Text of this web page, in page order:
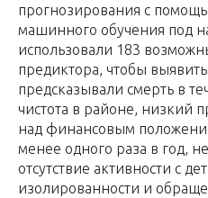
прогнозирования с
машинного обучения под
использовали 183
предиктора, чтобы
предсказывали смерть в
чистота в районе, низкий
над финансовым
менее одного раза в год,
отсутствие активности с
изолированности и